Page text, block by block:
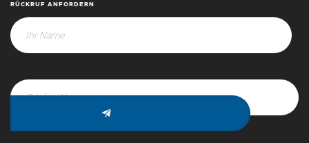
RÜCKRUF ANFORDERN